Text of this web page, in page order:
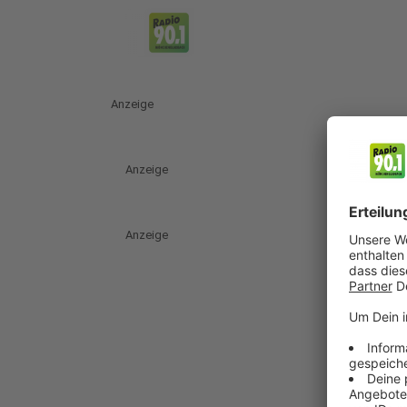
Anzeige
Anzeige
Anzeige